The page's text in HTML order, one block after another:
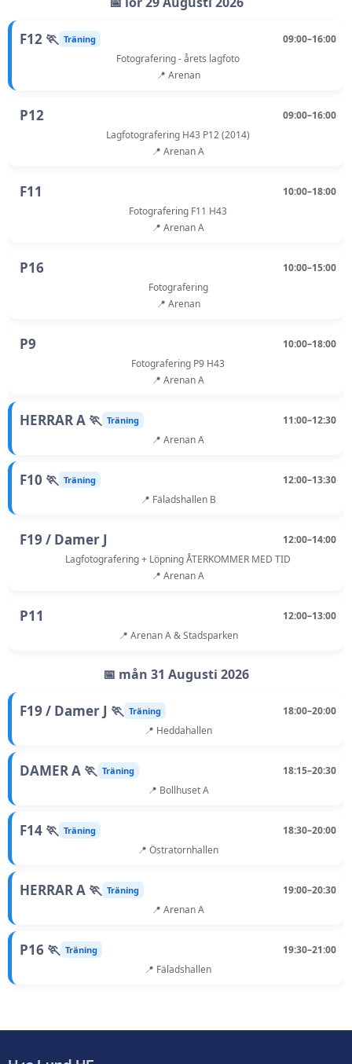
F12 🏃 Träning
09:00–16:00
Fotografering - årets lagfoto
📍 Arenan
P12
09:00–16:00
Lagfotografering H43 P12 (2014)
📍 Arenan A
F11
10:00–18:00
Fotografering F11 H43
📍 Arenan A
P16
10:00–15:00
Fotografering
📍 Arenan
P9
10:00–18:00
Fotografering P9 H43
📍 Arenan A
HERRAR A 🏃 Träning
11:00–12:30
📍 Arenan A
F10 🏃 Träning
12:00–13:30
📍 Fäladshallen B
F19 / Damer J
12:00–14:00
Lagfotografering + Löpning ÅTERKOMMER MED TID
📍 Arenan A
P11
12:00–13:00
📍 Arenan A & Stadsparken
📅 mån 31 Augusti 2026
F19 / Damer J 🏃 Träning
18:00–20:00
📍 Heddahallen
DAMER A 🏃 Träning
18:15–20:30
📍 Bollhuset A
F14 🏃 Träning
18:30–20:00
📍 Östratornhallen
HERRAR A 🏃 Träning
19:00–20:30
📍 Arenan A
P16 🏃 Träning
19:30–21:00
📍 Fäladshallen